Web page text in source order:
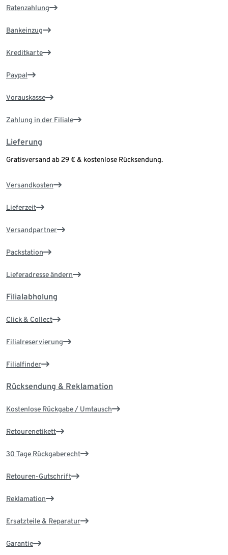
Ratenzahlung
Bankeinzug
Kreditkarte
Paypal
Vorauskasse
Zahlung in der Filiale
Lieferung
Gratisversand ab 29 € & kostenlose Rücksendung.
Versandkosten
Lieferzeit
Versandpartner
Packstation
Lieferadresse ändern
Filialabholung
Click & Collect
Filialreservierung
Filialfinder
Rücksendung & Reklamation
Kostenlose Rückgabe / Umtausch
Retourenetikett
30 Tage Rückgaberecht
Retouren-Gutschrift
Reklamation
Ersatzteile & Reparatur
Garantie